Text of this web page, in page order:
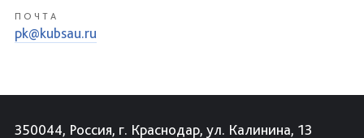
ПОЧТА
pk@kubsau.ru
350044, Россия, г. Краснодар, ул. Калинина, 13